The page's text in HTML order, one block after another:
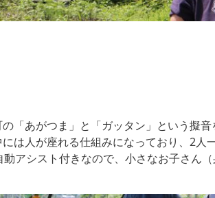
「あがつま」と「ガッタン」という擬
は人が座れる仕組みになっており、2人
アシスト付きなので、小さなお子さん